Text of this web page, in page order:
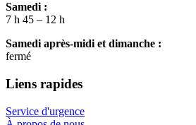
Samedi :
7 h 45 – 12 h
Samedi après-midi et dimanche :
fermé
Liens rapides
Service d'urgence